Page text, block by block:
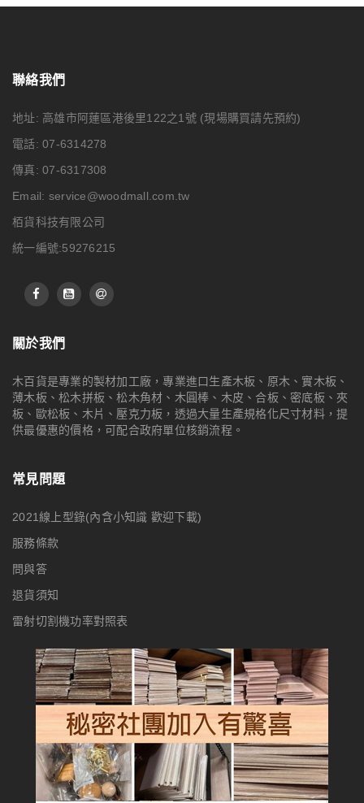
聯絡我們
地址: 高雄市阿蓮區港後里122之1號 (現場購買請先預約)
電話: 07-6314278
傳真: 07-6317308
Email: service@woodmall.com.tw
栢貨科技有限公司
統一編號:59276215
關於我們
木百貨是專業的製材加工廠，專業進口生產木板、原木、實木板、
薄木板、松木拼板、松木角材、木圓棒、木皮、合板、密底板、夾
板、歐松板、木片、壓克力板，透過大量生產規格化尺寸材料，提
供最優惠的價格，可配合政府單位核銷流程。
常見問題
2021線上型錄(內含小知識 歡迎下載)
服務條款
問與答
退貨須知
雷射切割機功率對照表